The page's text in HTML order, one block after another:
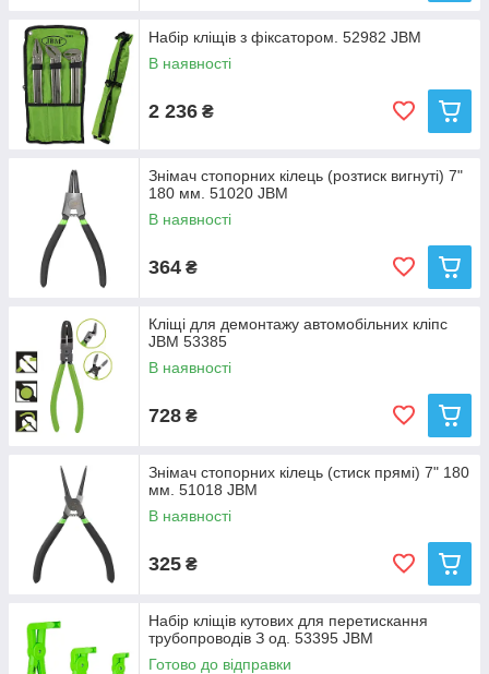
Набір кліщів з фіксатором. 52982 JBM
В наявності
2 236 ₴
Знімач стопорних кілець (розтиск вигнуті) 7"
180 мм. 51020 JBM
В наявності
364 ₴
Кліщі для демонтажу автомобільних кліпс
JBM 53385
В наявності
728 ₴
Знімач стопорних кілець (стиск прямі) 7" 180
мм. 51018 JBM
В наявності
325 ₴
Набір кліщів кутових для перетискання
трубопроводів З од. 53395 JBM
Готово до відправки